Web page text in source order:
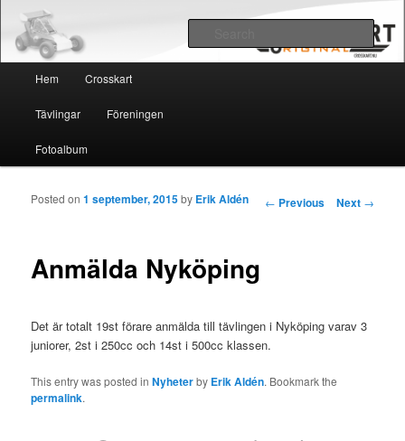
Crosskart Original
Crosskart Original
Skip to primary content
Skip to secondary content
Hem Crosskart
Tävlingar Föreningen
Fotoalbum
Post navigation
← Previous Next →
Anmälda Nyköping
Posted on1 september, 2015by Erik Aldén
Det är totalt 19st förare anmälda till tävlingen i Nyköping varav 3
juniorer, 2st i 250cc och 14st i 500cc klassen.
This entry was posted inNyheterby Erik Aldén. Bookmark the
permalink.